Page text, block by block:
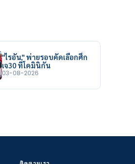
"ไรอัน" พ่ายรอบคัดเลือกศึก
เจ30 ที่โดมินิกัน
03-08-2026